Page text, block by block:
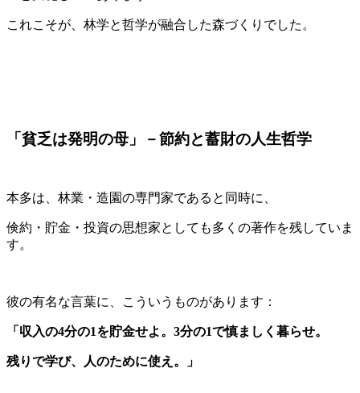
これこそが、林学と哲学が融合した森づくりでした。
「貧乏は発明の母」－節約と蓄財の人生哲学
本多は、林業・造園の専門家であると同時に、
倹約・貯金・投資の思想家としても多くの著作を残していま
す。
彼の有名な言葉に、こういうものがあります：
「収入の4分の1を貯金せよ。3分の1で慎ましく暮らせ。
残りで学び、人のために使え。」